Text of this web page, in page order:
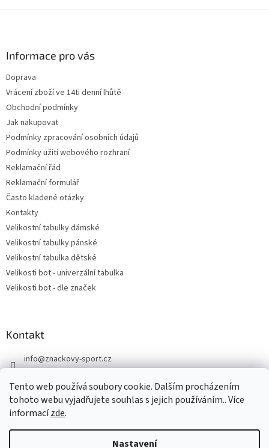
Tento web používá soubory cookie. Dalším procházením
tohoto webu vyjadřujete souhlas s jejich používáním.. Více
informacízde.
Nastavení
Informace pro vás
Doprava
Vrácení zboží ve 14ti denní lhůtě
Obchodní podmínky
Jak nakupovat
Podmínky zpracování osobních údajů
Podmínky užití webového rozhraní
Reklamační řád
Reklamační formulář
Často kladené otázky
Kontakty
Velikostní tabulky dámské
Velikostní tabulky pánské
Velikostní tabulka dětské
Velikosti bot - univerzální tabulka
Velikosti bot - dle značek
Kontakt
info@znackovy-sport.cz